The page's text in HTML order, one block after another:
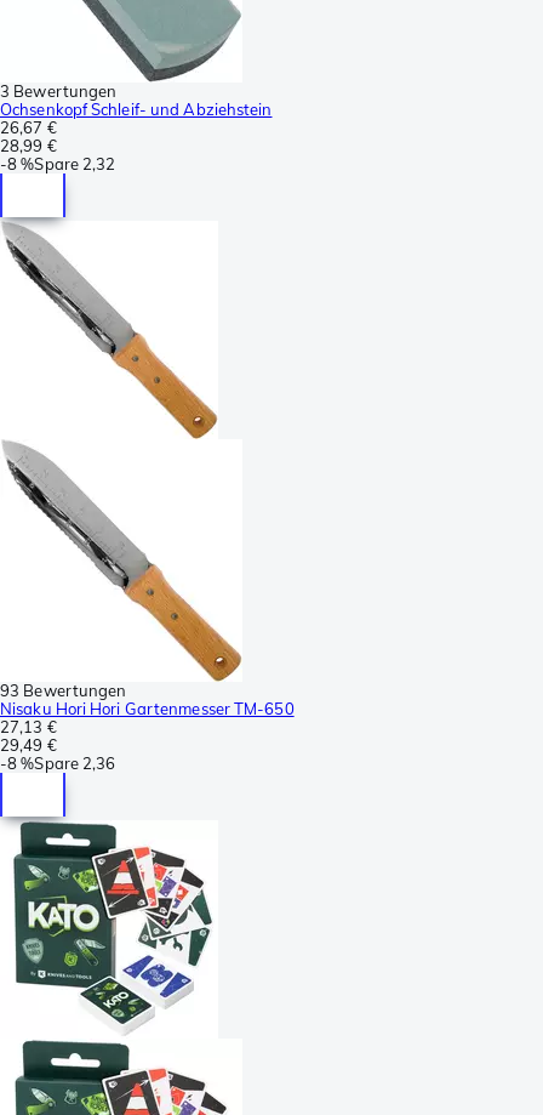
3 Bewertungen
Ochsenkopf Schleif- und Abziehstein
26,67 €
28,99 €
-8 %Spare 2,32
93 Bewertungen
Nisaku Hori Hori Gartenmesser TM-650
27,13 €
29,49 €
-8 %Spare 2,36